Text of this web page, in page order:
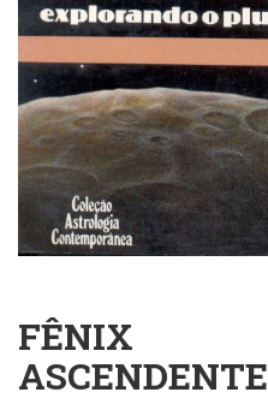
Cinema
Comportamento
(418)
Comunicação
(232)
Corpo
e
Movimento
(226)
(222)
Criatividade
(14)
FÊNIX
ASCENDENTE